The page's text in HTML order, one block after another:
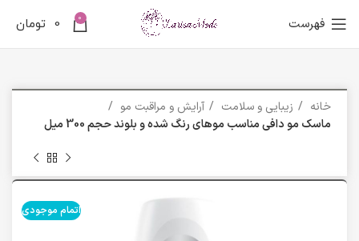
فهرست 0
0 تومان
خانه زیبایی و سلامت
آرایش و مراقبت مو
ماسک مو دافی مناسب موهای رنگ شده و بلوند حجم 300 میل
اتمام موجودی